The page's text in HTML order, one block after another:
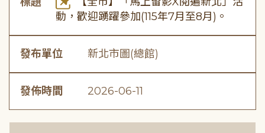
動，歡迎踴躍參加(115年7月至8月)。
發布單位 新北市圖(總館)
發佈時間 2026-06-11